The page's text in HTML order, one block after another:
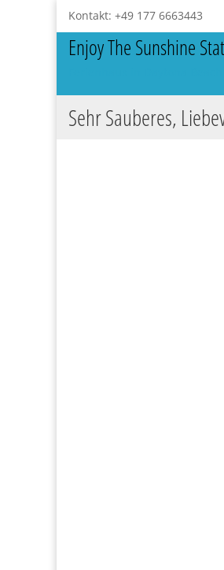
Kontakt: +49 177 6663443
Enjoy The Sunshine
Sehr Sauberes,